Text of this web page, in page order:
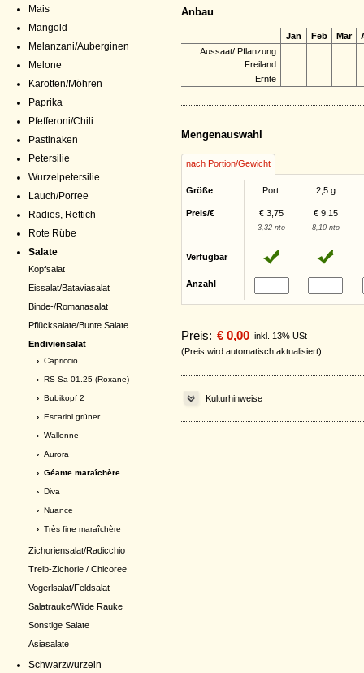
Mais
Mangold
Melanzani/Auberginen
Melone
Karotten/Möhren
Paprika
Pfefferoni/Chili
Pastinaken
Petersilie
Wurzelpetersilie
Lauch/Porree
Radies, Rettich
Rote Rübe
Salate
Kopfsalat
Eissalat/Bataviasalat
Binde-/Romanasalat
Pflücksalate/Bunte Salate
Endiviensalat
› Capriccio
› RS-Sa-01.25 (Roxane)
› Bubikopf 2
› Escariol grüner
› Wallonne
› Aurora
› Géante maraîchère
› Diva
› Nuance
› Très fine maraîchère
Zichoriensalat/Radicchio
Treib-Zichorie / Chicoree
Vogerlsalat/Feldsalat
Salatrauke/Wilde Rauke
Sonstige Salate
Asiasalate
Schwarzwurzeln
Anbau
Jän Feb Mär
Aussaat/ Pflanzung
Freiland
Ernte
Mengenauswahl
nach Portion/Gewicht
Größe Port. 2,5 g
Preis/€ € 3,75 € 9,15
3,32 nto 8,10 nto
Verfügbar
Anzahl
Preis: € 0,00 inkl. 13% USt
(Preis wird automatisch aktualisiert)
Kulturhinweise